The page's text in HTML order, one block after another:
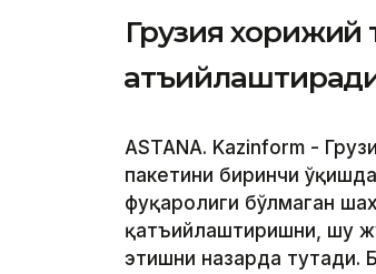
Грузия хорижий
ASTANA. Kazinform -
пакетини биринчи
фуқаролиги бўлмаган
қатъийлаштиришни, шу
этишни назарда тутади.